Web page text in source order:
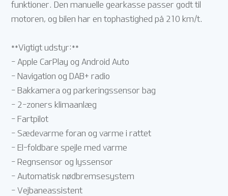
funktioner. Den manuelle gearkasse passer godt til
motoren, og bilen har en tophastighed på 210 km/t.
**Vigtigt udstyr:**
- Apple CarPlay og Android Auto
- Navigation og DAB+ radio
- Bakkamera og parkeringssensor bag
- 2-zoners klimaanlæg
- Fartpilot
- Sædevarme foran og varme i rattet
- El-foldbare spejle med varme
- Regnsensor og lyssensor
- Automatisk nødbremsesystem
- Vejbaneassistent